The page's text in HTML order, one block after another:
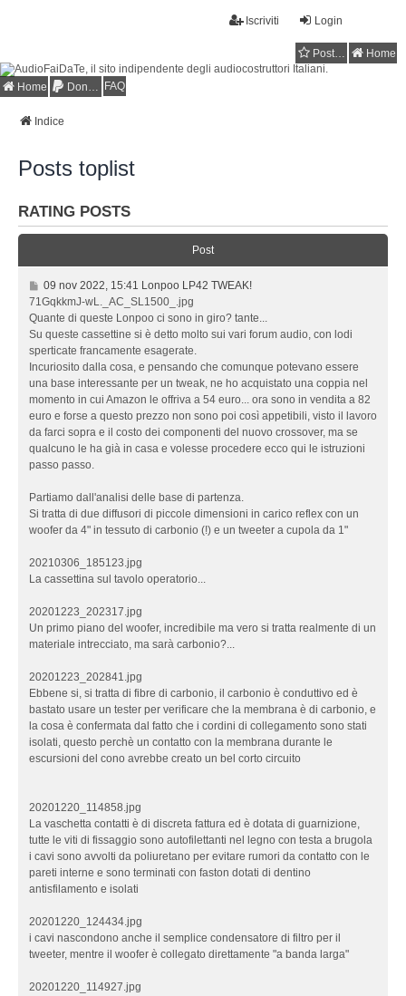
Login
Iscriviti
Posts toplist Home
Home Donations FAQ
Indice
Posts toplist
RATING POSTS
Post
0
9
n
o
v
2
0
2
2
,
1
5
4
1
o
n
o
o
L
4
2
T
W
E
A
09 nov 2022, 15:41 Lonpoo LP42 TWEAK!
71GqkkmJ-wL._AC_SL1500_.jpg
Quante di queste Lonpoo ci sono in giro? tante...
Su queste cassettine si è detto molto sui vari forum audio, con lodi
sperticate francamente esagerate.
Incuriosito dalla cosa, e pensando che comunque potevano essere
una base interessante per un tweak, ne ho acquistato una coppia nel
momento in cui Amazon le offriva a 54 euro... ora sono in vendita a 82
euro e forse a questo prezzo non sono poi così appetibili, visto il lavoro
da farci sopra e il costo dei componenti del nuovo crossover, ma se
qualcuno le ha già in casa e volesse procedere ecco qui le istruzioni
passo passo.
Partiamo dall'analisi delle base di partenza.
Si tratta di due diffusori di piccole dimensioni in carico reflex con un
woofer da 4" in tessuto di carbonio (!) e un tweeter a cupola da 1"
20210306_185123.jpg
La cassettina sul tavolo operatorio...
20201223_202317.jpg
Un primo piano del woofer, incredibile ma vero si tratta realmente di un
materiale intrecciato, ma sarà carbonio?...
20201223_202841.jpg
Ebbene si, si tratta di fibre di carbonio, il carbonio è conduttivo ed è
bastato usare un tester per verificare che la membrana è di carbonio, e
la cosa è confermata dal fatto che i cordini di collegamento sono stati
isolati, questo perchè un contatto con la membrana durante le
escursioni del cono avrebbe creato un bel corto circuito
20201220_114858.jpg
La vaschetta contatti è di discreta fattura ed è dotata di guarnizione,
tutte le viti di fissaggio sono autofilettanti nel legno con testa a brugola
i cavi sono avvolti da poliuretano per evitare rumori da contatto con le
pareti interne e sono terminati con faston dotati di dentino
antisfilamento e isolati
20201220_124434.jpg
i cavi nascondono anche il semplice condensatore di filtro per il
tweeter, mentre il woofer è collegato direttamente "a banda larga"
20201220_114927.jpg